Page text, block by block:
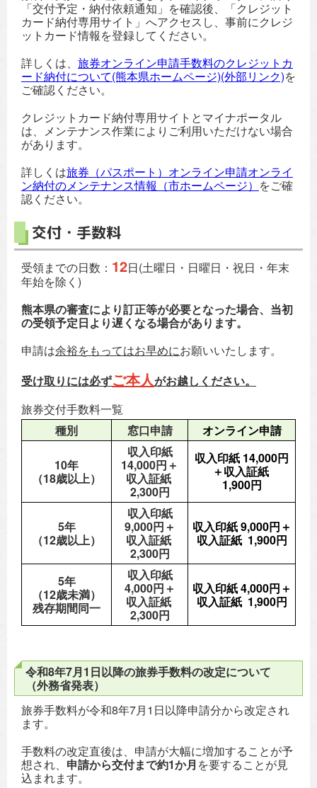
「交付予定・納付依頼通知」を確認後、「クレジット
カード納付専用サイト」へアクセスし、事前にクレジ
ットカード情報を登録してください。
詳しくは、 旅券オンライン申請手数料のクレジットカ
ード納付について(熊本県ホームページ)(外部リンク)を
ご確認ください。
クレジットカード納付専用サイトとマイナポータル
は、メンテナンス作業によりご利用いただけない場合
があります。
詳しくは旅券（パスポート）オンライン申請オンライ
ン納付のメンテナンス情報（市ホームページ） をご確
認ください。
交付・手数料
受領までの日数： 12日(土曜日・日曜日・祝日・年末
年始を除く)
熊本県の審査により訂正等が必要となった場合、当初
の受領予定日より遅くなる場合があります。
申請は余裕をもってはお早めにお願いいたします。
受け取りには必ずご本人がお越しください。
旅券交付手数料一覧
種別
窓口申請 オンライン申請
10年
（18歳以上）
収入印紙
14,000円＋
収入証紙
2,300円
収入印紙 14,000円
＋収入証紙
1,900円
5年
（12歳以上）
収入印紙
9,000円＋
収入証紙
2,300円
収入印紙 9,000円＋
収入証紙 1,900円
5年
（12歳未満）
残存期間同一
収入印紙
4,000円＋
収入証紙
2,300円
収入印紙 4,000円＋
収入証紙 1,900円
令和8年7月1日以降の旅券手数料の改定について
（外務省発表）
旅券手数料が令和8年7月1日以降申請分から改定され
ます。
手数料の改定直後は、申請が大幅に増加することが予
想され、 申請から交付まで約1か月 を要することが見
込まれます。